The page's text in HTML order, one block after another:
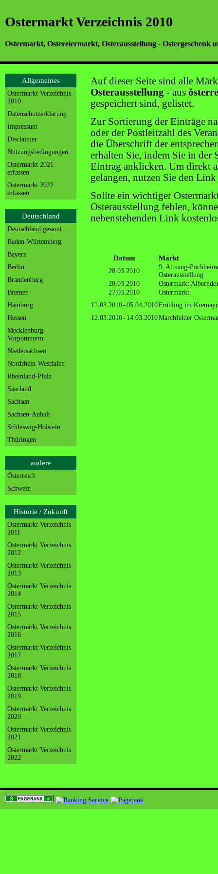
Ostermarkt Verzeichnis 2010
Ostermarkt, Ostereiermarkt, Osterausstellung -
Auf dieser Seite sind alle
Osterausstellung - aus
gespeichert sind, gelistet.
Zur Sortierung der Einträge
oder der Postleitzahl des
die Überschrift der
erhalten Sie, indem Sie in der
Eintrag anklicken. Um direkt
gelangen, nutzen Sie den
Sollte ein wichtiger
Osterausstellung fehlen,
nebenstehenden Link
Datum Markt
28.03.2010
9. Attnang-
Osterausstellung
28.03.2010
Ostermarkt
27.03.2010
Ostermarkt
12.03.2010-05.04.2010Frühling im
12.03.2010- 14.03.2010Marchfelder
Allgemeines
Ostermarkt Verzeichnis
2010
Datenschutzerklärung
Impressum
Disclaimer
Nutzungsbedingungen
Ostermarkt 2021
erfassen
Ostermarkt 2022
erfassen
Deutschland
Deutschland gesamt
Baden-Würtemberg
Bayern
Berlin
Brandenburg
Bremen
Hamburg
Hessen
Mecklenburg-
Vorpommern
Niedersachsen
Nordrhein-Westfalen
Rheinland-Pfalz
Saarland
Sachsen
Sachsen-Anhalt
Schleswig-Holstein
Thüringen
andere
Österreich
Schweiz
Historie / Zukunft
Ostermarkt Verzeichnis
2011
Ostermarkt Verzeichnis
2012
Ostermarkt Verzeichnis
2013
Ostermarkt Verzeichnis
2014
Ostermarkt Verzeichnis
2015
Ostermarkt Verzeichnis
2016
Ostermarkt Verzeichnis
2017
Ostermarkt Verzeichnis
2018
Ostermarkt Verzeichnis
2019
Ostermarkt Verzeichnis
2020
Ostermarkt Verzeichnis
2021
Ostermarkt Verzeichnis
2022